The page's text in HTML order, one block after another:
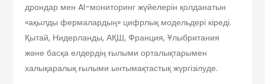
дрондар мен AI-мониторинг жүйелерін қолданатын
«ақылды фермалардың» цифрлық модельдері кіреді.
Қытай, Нидерланды, АҚШ, Франция, Ұлыбритания
және басқа елдердің ғылыми орталықтарымен
халықаралық ғылыми ынтымақтастық жүргізілуде.